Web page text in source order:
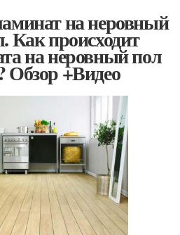
на неровный
Как происходит
на неровный пол
Обзор +Видео